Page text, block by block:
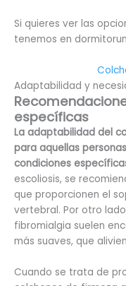
Si quieres ver las
tenemos en
Adaptabilidad y
específicas
La adaptabilidad del
para aquellas
condiciones
escoliosis, se
que proporcionen el
vertebral. Por otro
fibromialgia suelen
más suaves, que
Cuando se trata de